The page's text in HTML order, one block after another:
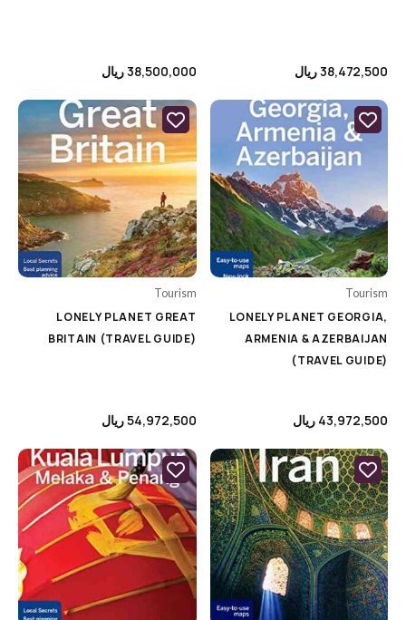
DK
Hirmer
Miscellaneous
Motorbooks
Penguin
Skira
Taschen
teNeues
Kids & Teens
Literature
Miscellaneous
Notebooks
Painting
Science & Technology
Self Help
Sports
Price
2£
-
9000000 £
38,472,500ریال 38,500,000ریال
Tourism
LONELY PLANET GEORGIA,
ARMENIA & AZERBAIJAN
(TRAVEL GUIDE)
43,972,500 ریال
Tourism
LONELY PLANET GREAT
BRITAIN (TRAVEL GUIDE)
54,972,500ریال